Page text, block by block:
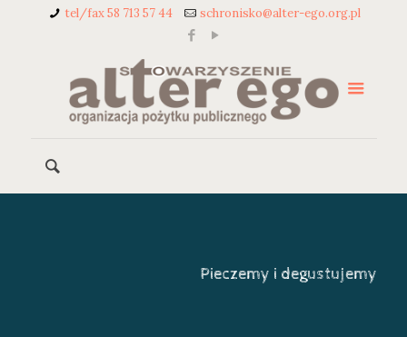
tel/fax 58 713 57 44 schronisko@alter-ego.org.pl
Pieczemy i degustujemy